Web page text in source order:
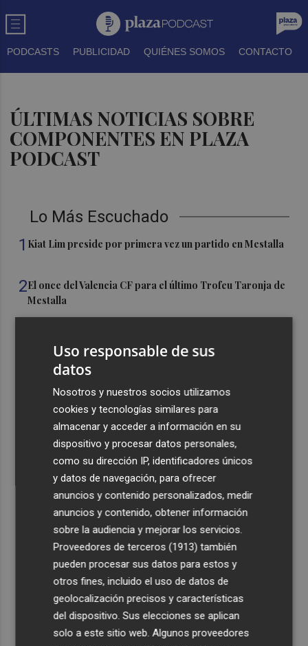
PODCASTS PUBLICIDAD QUIÉNES SOMOS CONTACTO
ÚLTIMAS NOTICIAS SOBRE
COMPONENTES EN PLAZA
PODCAST
Lo Más Escuchado
1 Kiat Lim preside por primera vez un partido en Mestalla
2El once del Valencia CF para el último Trofeu Taronja de
Mestalla
el día del eclipse
queremos ver en la Liga”
Ocho helicópteros, un avión y más de 100 brigadas se
movilizan en Moratalla por un incendio forestal
Recibe toda la actualidad de
Plaza Podcast en tu correo
Quiero suscribirme
Uso responsable de sus
datos
Nosotros y nuestros socios utilizamos
cookies y tecnologías similares para
almacenar y acceder a información en su
dispositivo y procesar datos personales,
como su dirección IP, identificadores únicos
y datos de navegación, para ofrecer
anuncios y contenido personalizados, medir
anuncios y contenido, obtener información
sobre la audiencia y mejorar los servicios.
Proveedores de terceros (1913) también
pueden procesar sus datos para estos y
otros fines, incluido el uso de datos de
geolocalización precisos y características
del dispositivo. Sus elecciones se aplican
solo a este sitio web. Algunos proveedores